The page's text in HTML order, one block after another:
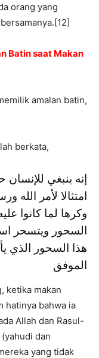
orang yang
Batin saat Makan
amalan batin,
berkata,
إنه ينبغي
امتثالا لأمر الله
وكرها لما كانوا
السحور ويتسحر
هذا السحور الذي
الموفق
ketika makan
hatinya bahwa ia
Allah dan Rasul-
dan
yang tidak